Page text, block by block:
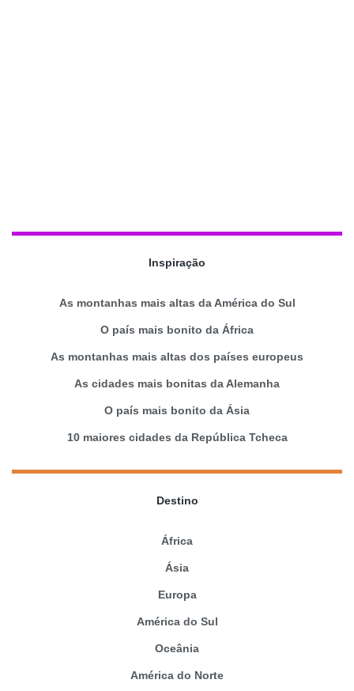
Inspiração
As montanhas mais altas da América do Sul
O país mais bonito da África
As montanhas mais altas dos países europeus
As cidades mais bonitas da Alemanha
O país mais bonito da Ásia
10 maiores cidades da República Tcheca
Destino
África
Ásia
Europa
América do Sul
Oceânia
América do Norte